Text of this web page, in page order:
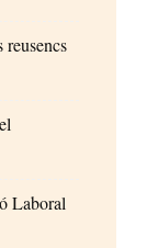
Laboral